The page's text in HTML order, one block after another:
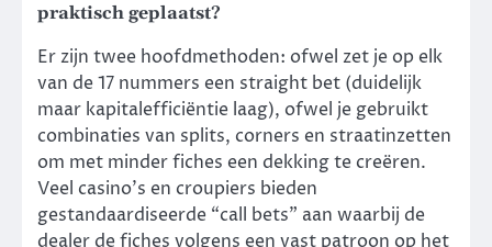
praktisch geplaatst?
Er zijn twee hoofdmethoden: ofwel zet je op elk
van de 17 nummers een straight bet (duidelijk
maar kapitalefficiëntie laag), ofwel je gebruikt
combinaties van splits, corners en straatinzetten
om met minder fiches een dekking te creëren.
Veel casino’s en croupiers bieden
gestandaardiseerde “call bets” aan waarbij de
dealer de fiches volgens een vast patroon op het